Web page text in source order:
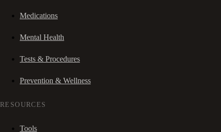
Medications
Mental Health
Tests & Procedures
Prevention & Wellness
RESOURCES
Tools